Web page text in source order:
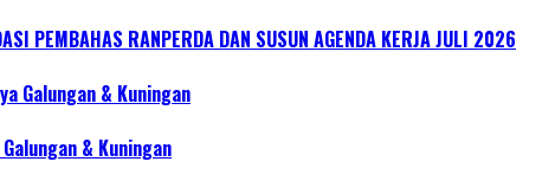
PEMBAHAS RANPERDA DAN SUSUN AGENDA KERJA JULI 2026
Galungan & Kuningan
& Kuningan